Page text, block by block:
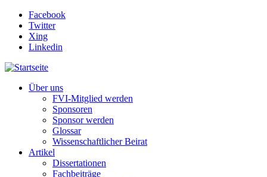
Direkt zum Inhalt
Facebook
Twitter
Xing
Linkedin
Über uns
FVI-Mitglied werden
Sponsoren
Sponsor werden
Glossar
Wissenschaftlicher Beirat
Artikel
Dissertationen
Fachbeiträge